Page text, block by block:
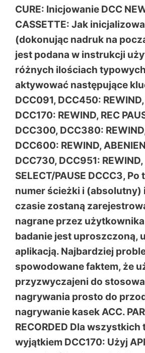
CURE: Inicjowanie DCC
CASSETTE: Jak
(dokonując nadruk na
jest podana w instrukcji
różnych ilościach
aktywować następujące
DCC091, DCC450:
DCC170: REWIND, REC
DCC300, DCC380:
DCC600: REWIND,
DCC730, DCC951: REWIND,
SELECT/PAUSE DCCC3,
numer ścieżki i (absolutny)
czasie zostaną
nagrane przez
badanie jest uproszczoną,
aplikacją. Najbardziej
spowodowane faktem, że
przyzwyczajeni do
nagrywania prosto do
nagrywanie kasek ACC.
RECORDED Dla wszystkich
wyjątkiem DCC170: Użyj